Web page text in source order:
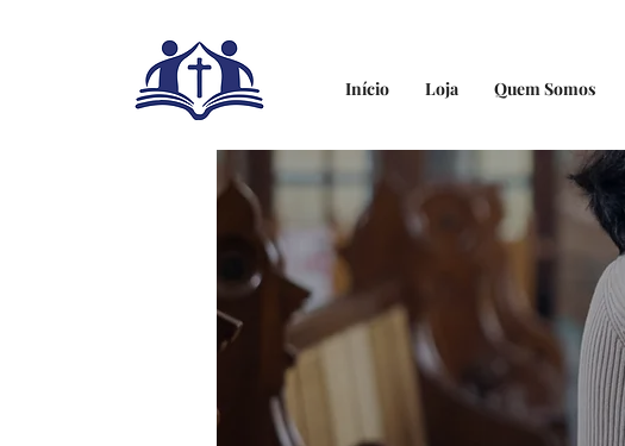
Início Loja Quem Somos